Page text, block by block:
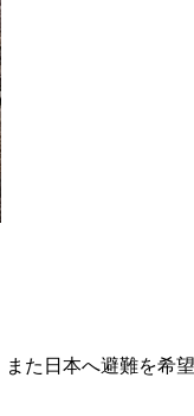
また日本へ避難を希